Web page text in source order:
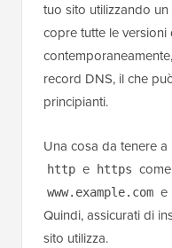
tuo sito utilizzando un
copre tutte le versioni
record DNS, il che
principianti.
Una cosa da tenere
http e https
www.example.com e
Quindi, assicurati di
sito utilizza.